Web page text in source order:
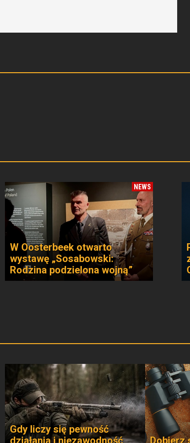
NEWS
W Oosterbeek otwarto
wystawę „Sosabowski:
Rodzina podzielona wojną”
Gdy liczy się pewność
działania i niezawodność
Dobierz